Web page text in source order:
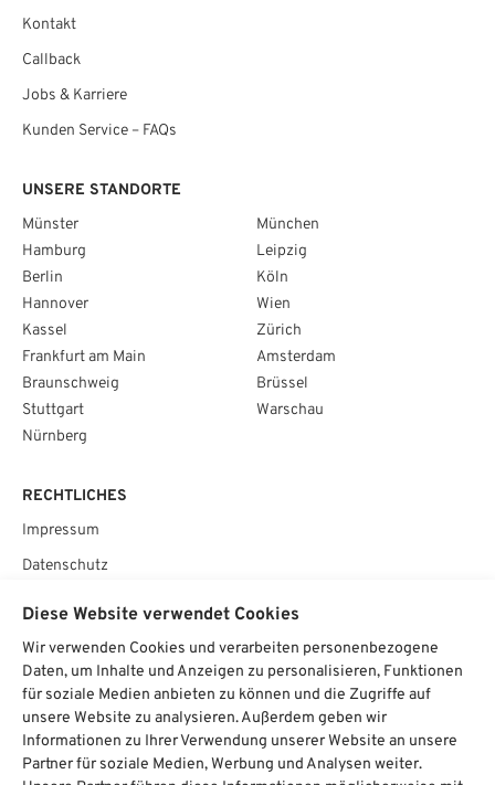
Kontakt
Callback
Jobs & Karriere
Kunden Service – FAQs
RECHTLICHES
Impressum
Datenschutz
UNSERE STANDORTE
Münster
Hamburg
Berlin
Hannover
Kassel
Frankfurt am Main
Braunschweig
Stuttgart
Nürnberg
München
Leipzig
Köln
Wien
Zürich
Amsterdam
Brüssel
Warschau
SOCIAL
Diese Website verwendet Cookies
Wir verwenden Cookies und verarbeiten personenbezogene
Daten, um Inhalte und Anzeigen zu personalisieren, Funktionen
für soziale Medien anbieten zu können und die Zugriffe auf
unsere Website zu analysieren. Außerdem geben wir
Informationen zu Ihrer Verwendung unserer Website an unsere
Partner für soziale Medien, Werbung und Analysen weiter.